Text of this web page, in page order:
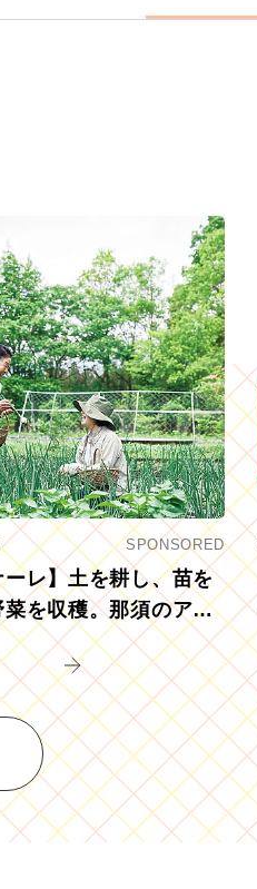
SPONSORED
ーレ】土を耕し、苗を
菜を収穫。那須のアグ
ズモを体験